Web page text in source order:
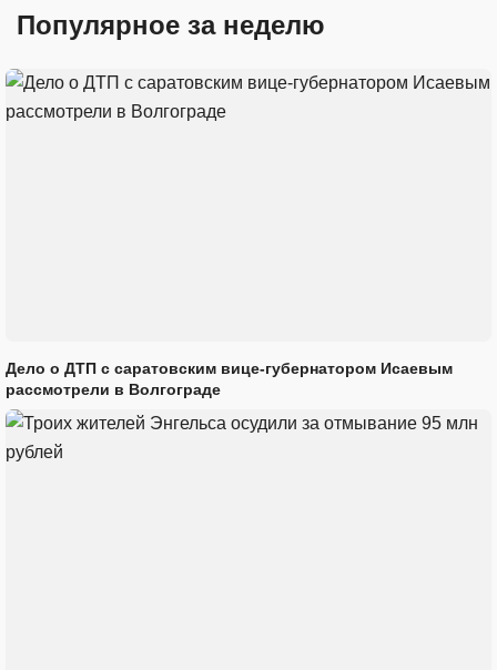
Популярное за неделю
Дело о ДТП с саратовским вице-губернатором Исаевым
рассмотрели в Волгограде